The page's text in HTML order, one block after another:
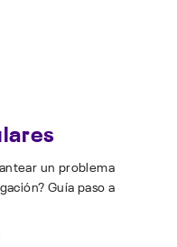
un problema
Guía paso a